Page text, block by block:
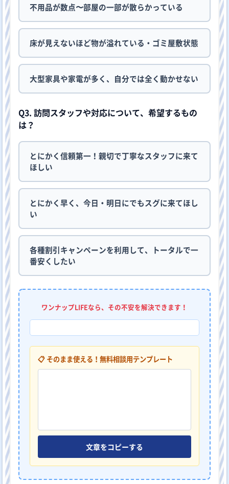
不用品が数点〜部屋の一部が散らかっている
床が見えないほど物が溢れている・ゴミ屋敷状態
大型家具や家電が多く、自分では全く動かせない
Q3. 訪問スタッフや対応について、希望するもの
は？
とにかく信頼第一！親切で丁寧なスタッフに来て
ほしい
とにかく早く、今日・明日にでもスグに来てほし
い
各種割引キャンペーンを利用して、トータルで一
番安くしたい
ワンナップLIFEなら、その不安を解決できます！
📋 そのまま使える！無料相談用テンプレート
文章をコピーする